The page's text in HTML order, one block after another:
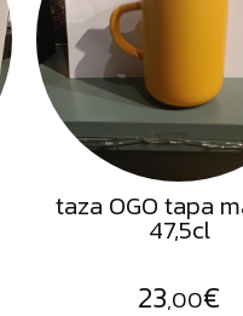
taza OGO tapa
47,5cl
23,00€